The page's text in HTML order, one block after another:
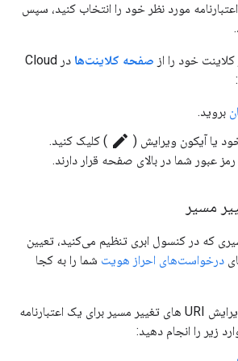
مورد نظر خود را انتخاب کنید، سپس
خود را از صفحه کلاینت‌ها
در Cloud
بروید.
یا آیکون ویرایش ( create ) کلیک کنید.
عبور شما در بالای صفحه قرار دارند.
که در کنسول ابری تنظیم می‌کنید، تعیین
درخواست‌های احراز هویت شما را به کجا
برای ایجاد، مشاهده یا ویرایش URI های تغییر مسیر برای یک اعتبارنامه